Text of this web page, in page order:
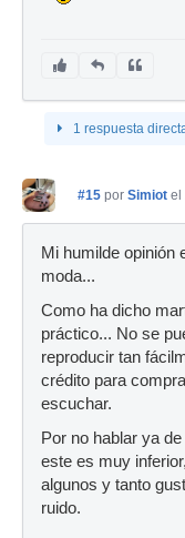
1 respuesta
#15 por Simiot el
Mi humilde opinión
moda...
Como ha dicho
práctico... No se
reproducir tan
crédito para
escuchar.
Por no hablar ya
este es muy
algunos y tanto
ruido.